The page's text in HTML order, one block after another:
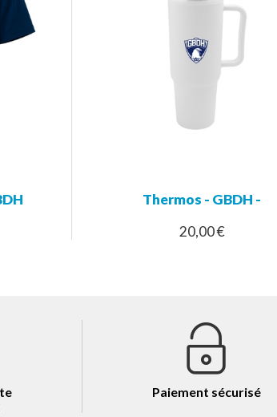
Thermos - GBDH -
20,00 €
Paiement sécurisé